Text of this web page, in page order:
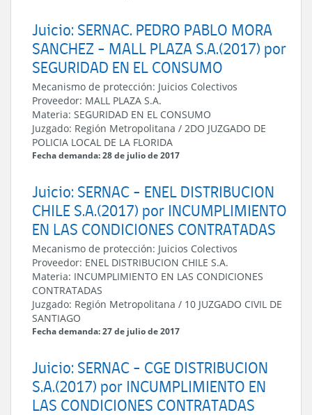
Juicio: SERNAC. PEDRO PABLO MORA
SANCHEZ - MALL PLAZA S.A.(2017) por
SEGURIDAD EN EL CONSUMO
Mecanismo de protección: Juicios Colectivos
Proveedor: MALL PLAZA S.A.
Materia: SEGURIDAD EN EL CONSUMO
Juzgado: Región Metropolitana / 2DO JUZGADO DE
POLICIA LOCAL DE LA FLORIDA
Fecha demanda: 28 de julio de 2017
Juicio: SERNAC - ENEL DISTRIBUCION
CHILE S.A.(2017) por INCUMPLIMIENTO
EN LAS CONDICIONES CONTRATADAS
Mecanismo de protección: Juicios Colectivos
Proveedor: ENEL DISTRIBUCION CHILE S.A.
Materia: INCUMPLIMIENTO EN LAS CONDICIONES
CONTRATADAS
Juzgado: Región Metropolitana / 10 JUZGADO CIVIL DE
SANTIAGO
Fecha demanda: 27 de julio de 2017
Juicio: SERNAC - CGE DISTRIBUCION
S.A.(2017) por INCUMPLIMIENTO EN
LAS CONDICIONES CONTRATADAS